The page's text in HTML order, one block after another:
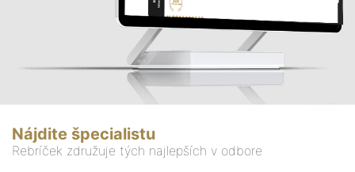
Nájdite špecialistu
Rebríček združuje tých najlepších v odbore